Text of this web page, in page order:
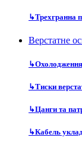
↳Трехгранна
Верстатне
↳
↳Тиски
↳Цанги та
↳Кабель